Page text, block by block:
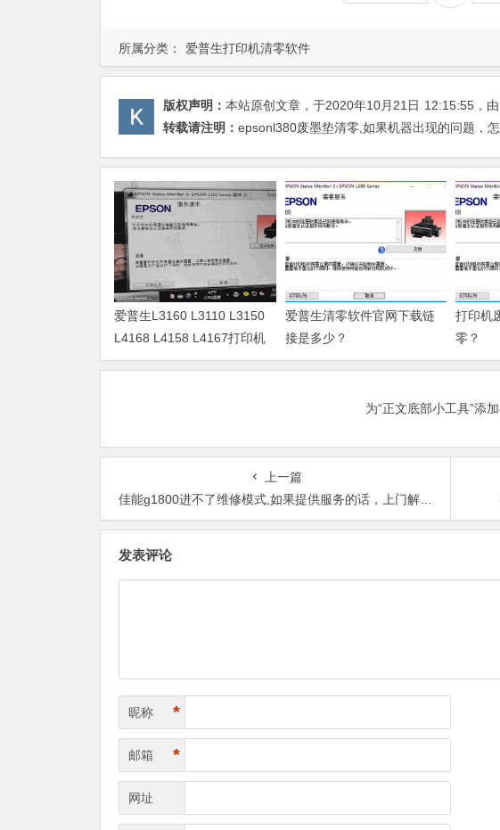
所属分类： 爱普生打印机清零软件
版权声明： 本站原创文章，于2020年10月21日 12:15:55 ，由
转载请注明： epsonl380废墨垫清零,如果机器出现的问题，
爱普生L3160 L3110 L3150
L4168 L4158 L4167打印机
废墨清零软件
爱普生清零软件官网下载链
接是多少？
打印机
零？
为“正文底部小工具”添
上一篇
佳能g1800进不了维修模式,如果提供服务的话，上门解决此类的故障需要换什么配件？
发表评论
昵称 *
邮箱 *
网址